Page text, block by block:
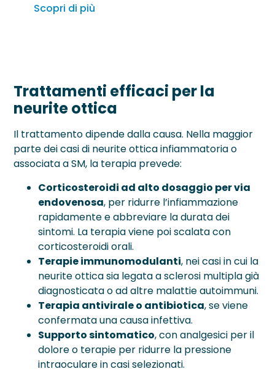
Scopri di più
Trattamenti efficaci per la
neurite ottica
Il trattamento dipende dalla causa. Nella maggior
parte dei casi di neurite ottica infiammatoria o
associata a SM, la terapia prevede:
Corticosteroidi ad alto dosaggio per via
endovenosa, per ridurre l’infiammazione
rapidamente e abbreviare la durata dei
sintomi. La terapia viene poi scalata con
corticosteroidi orali.
Terapie immunomodulanti, nei casi in cui la
neurite ottica sia legata a sclerosi multipla già
diagnosticata o ad altre malattie autoimmuni.
Terapia antivirale o antibiotica, se viene
confermata una causa infettiva.
Supporto sintomatico, con analgesici per il
dolore o terapie per ridurre la pressione
intraoculare in casi selezionati.